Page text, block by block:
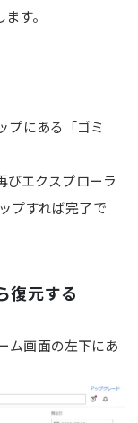
す。
プにある「ゴミ
びエクスプローラ
プすれば完了で
復元する
ム画面の左下にあ